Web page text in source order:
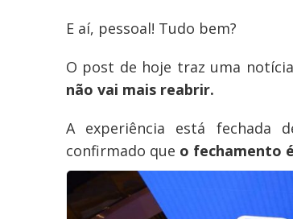
E aí, pessoal! Tudo bem?
O post de hoje traz uma
não vai mais reabrir.
A experiência está fechada
confirmado que o fechamento